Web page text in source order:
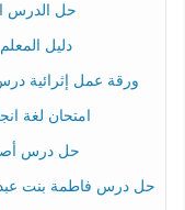
حل الدرس
دليل
ورقة عمل إثرائية
امتحان لغة
حل درس
حل درس فاطمة بنت